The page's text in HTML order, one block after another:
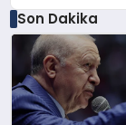
Son Dakika